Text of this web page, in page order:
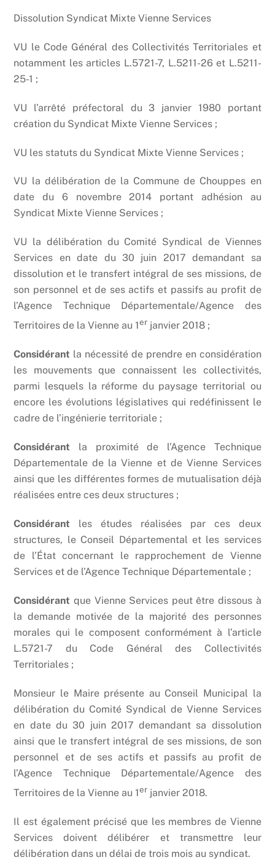
Dissolution Syndicat Mixte Vienne Services
VU le Code Général des Collectivités Territoriales et
notamment les articles L.5721-7, L.5211-26 et L.5211-
25-1 ;
VU l’arrêté préfectoral du 3 janvier 1980 portant
création du Syndicat Mixte Vienne Services ;
VU les statuts du Syndicat Mixte Vienne Services ;
VU la délibération de la Commune de Chouppes en
date du 6 novembre 2014 portant adhésion au
Syndicat Mixte Vienne Services ;
VU la délibération du Comité Syndical de Viennes
Services en date du 30 juin 2017 demandant sa
dissolution et le transfert intégral de ses missions, de
son personnel et de ses actifs et passifs au profit de
l’Agence Technique Départementale/Agence des
Territoires de la Vienne au 1er janvier 2018 ;
Considérant la nécessité de prendre en considération
les mouvements que connaissent les collectivités,
parmi lesquels la réforme du paysage territorial ou
encore les évolutions législatives qui redéfinissent le
cadre de l’ingénierie territoriale ;
Considérant la proximité de l’Agence Technique
Départementale de la Vienne et de Vienne Services
ainsi que les différentes formes de mutualisation déjà
réalisées entre ces deux structures ;
Considérant les études réalisées par ces deux
structures, le Conseil Départemental et les services
de l’État concernant le rapprochement de Vienne
Services et de l’Agence Technique Départementale ;
Considérant que Vienne Services peut être dissous à
la demande motivée de la majorité des personnes
morales qui le composent conformément à l’article
L.5721-7 du Code Général des Collectivités
Territoriales ;
Monsieur le Maire présente au Conseil Municipal la
délibération du Comité Syndical de Vienne Services
en date du 30 juin 2017 demandant sa dissolution
ainsi que le transfert intégral de ses missions, de son
personnel et de ses actifs et passifs au profit de
l’Agence Technique Départementale/Agence des
Territoires de la Vienne au 1er janvier 2018.
Il est également précisé que les membres de Vienne
Services doivent délibérer et transmettre leur
délibération dans un délai de trois mois au syndicat.